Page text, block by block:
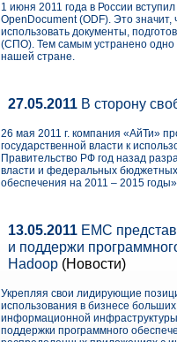
1 июня 2011 года в России
OpenDocument (ODF). Это
использовать документы,
(СПО). Тем самым устранено одно
нашей стране.
27.05.2011 В сторону
26 мая 2011 г. компания «АйТи»
государственной власти к
Правительство РФ год назад
власти и федеральных
обеспечения на 2011 – 2015
13.05.2011 EMC
и поддержи
Hadoop (Новости)
Укрепляя свои лидирующие
использования в бизнесе
информационной
поддержки программного